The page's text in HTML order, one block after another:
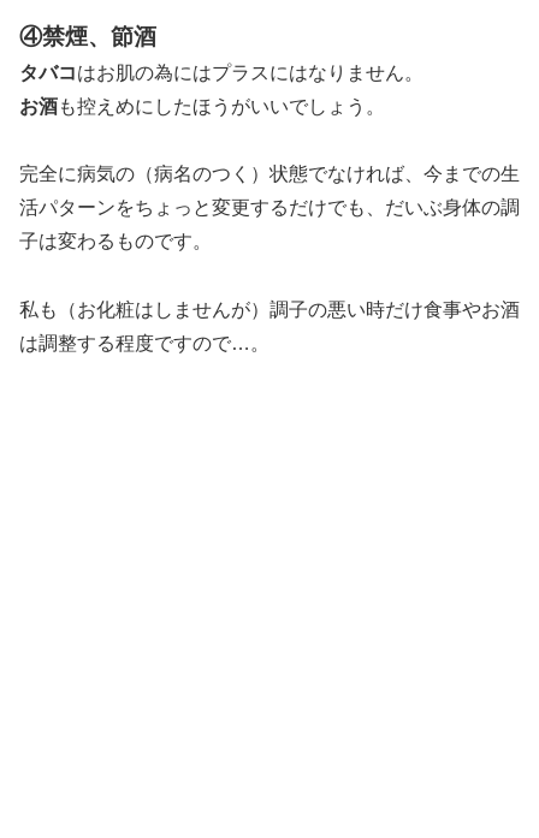
④禁煙、節酒
タバコはお肌の為にはプラスにはなりません。
お酒も控えめにしたほうがいいでしょう。
完全に病気の（病名のつく）状態でなければ、 今までの生
活パターンをちょっと変更するだけでも、 だいぶ身体の調
子は変わるものです。
私も（お化粧はしませんが）調子の悪い時だけ食事やお酒
は調整する程度ですので…。